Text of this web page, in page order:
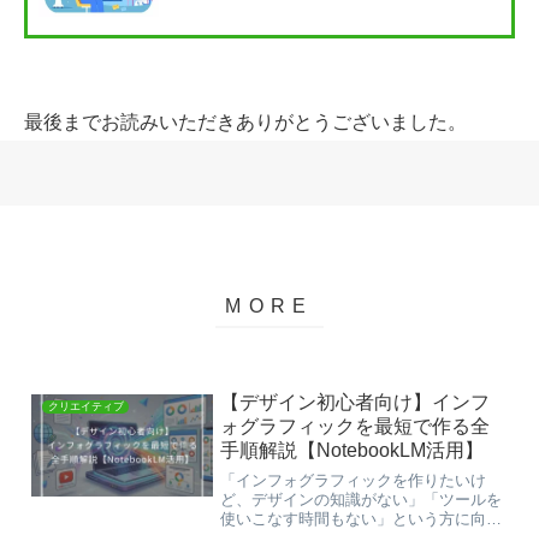
最後までお読みいただきありがとうございました。
クリエイティブ
【デザイン初心者向け】インフ
ォグラフィックを最短で作る全
手順解説【NotebookLM活用】
「インフォグラフィックを作りたいけ
ど、デザインの知識がない」「ツールを
使いこなす時間もない」という方に向け